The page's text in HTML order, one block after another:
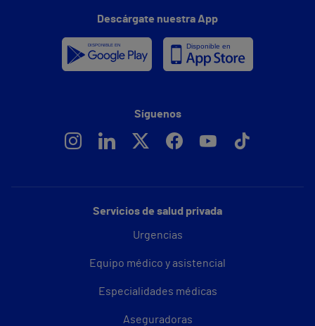
Servicios de salud privada
Urgencias
Equipo médico y asistencial
Especialidades médicas
Aseguradoras
Descárgate nuestra App
Síguenos